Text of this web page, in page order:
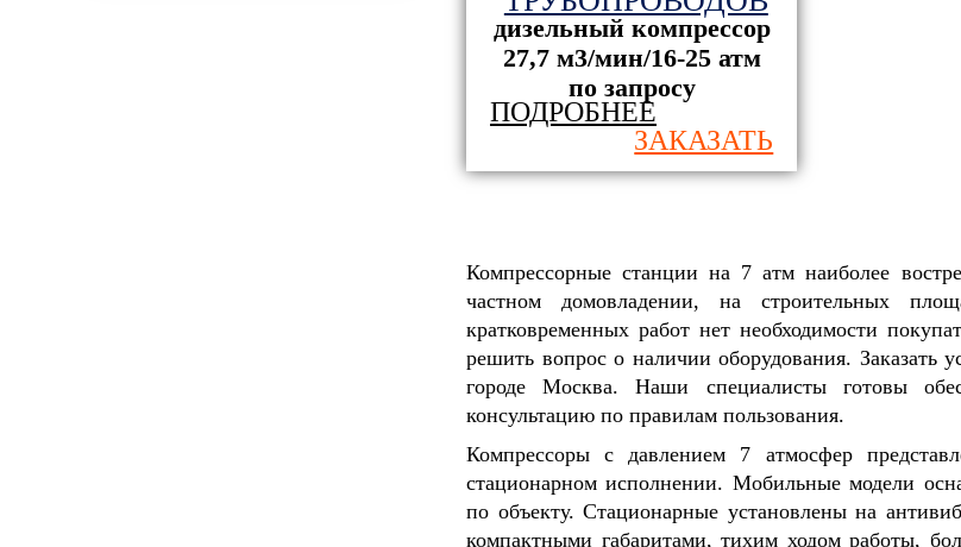
дизельный компрессор
27,7 м3/мин/16-25 атм
по запросу
ПОДРОБНЕЕ
ЗАКАЗАТЬ
Компрессорные станции на 7 атм наиболее
частном домовладении, на строительных
кратковременных работ нет необходимости
решить вопрос о наличии оборудования.
городе Москва. Наши специалисты готовы
консультацию по правилам пользования.
Компрессоры с давлением 7 атмосфер
стационарном исполнении. Мобильные модели
по объекту. Стационарные установлены на
компактными габаритами, тихим ходом работы,